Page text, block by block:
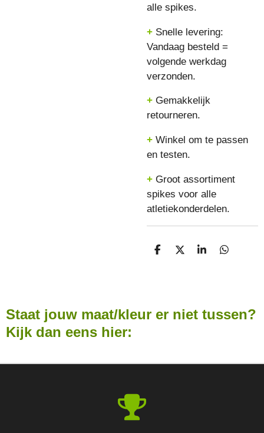
alle spikes.
+ Snelle levering:
Vandaag besteld =
volgende werkdag
verzonden.
+ Gemakkelijk
retourneren.
+ Winkel om te passen
en testen.
+ Groot assortiment
spikes voor alle
atletiekonderdelen.
D
D
S
D
Staat jouw maat/kleur er niet tussen?
Kijk dan eens hier: